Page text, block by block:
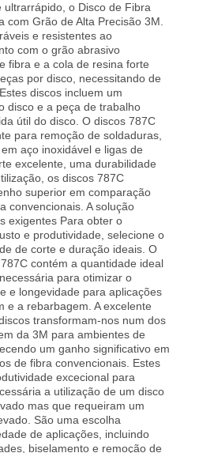
o Disco de Fibra
Grão de Alta Precisão 3M.
e resistentes ao
com o grão abrasivo
fibra e a cola de resina forte
por disco, necessitando de
discos incluem um
disco e a peça de trabalho
útil do disco. O discos 787C
para remoção de soldaduras,
aço inoxidável e ligas de
excelente, uma durabilidade
os discos 787C
superior em comparação
convencionais. A solução
exigentes Para obter o
e produtividade, selecione o
de corte e duração ideais. O
contém a quantidade ideal
para otimizar o
e longevidade para aplicações
e a rebarbagem. A excelente
transformam-nos num dos
da 3M para ambientes de
um ganho significativo em
de fibra convencionais. Estes
excecional para
a utilização de um disco
mas que requeiram um
São uma escolha
de aplicações, incluindo
biselamento e remoção de